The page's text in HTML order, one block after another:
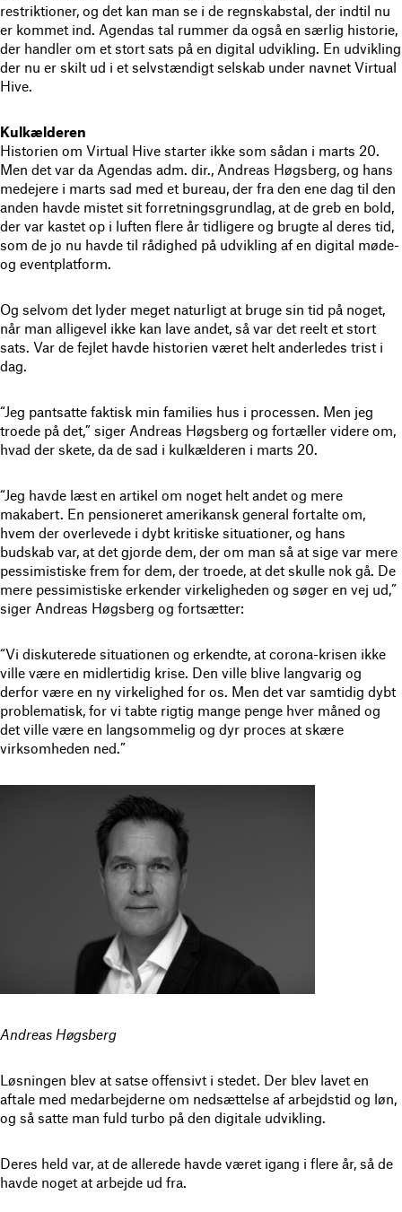
restriktioner, og det kan man se i de regnskabstal, der indtil nu
er kommet ind. Agendas tal rummer da også en særlig historie,
der handler om et stort sats på en digital udvikling. En udvikling
der nu er skilt ud i et selvstændigt selskab under navnet Virtual
Hive.
Kulkælderen
Historien om Virtual Hive starter ikke som sådan i marts 20.
Men det var da Agendas adm. dir., Andreas Høgsberg, og hans
medejere i marts sad med et bureau, der fra den ene dag til den
anden havde mistet sit forretningsgrundlag, at de greb en bold,
der var kastet op i luften flere år tidligere og brugte al deres tid,
som de jo nu havde til rådighed på udvikling af en digital møde-
og eventplatform.
Og selvom det lyder meget naturligt at bruge sin tid på noget,
når man alligevel ikke kan lave andet, så var det reelt et stort
sats. Var de fejlet havde historien været helt anderledes trist i
dag.
“Jeg pantsatte faktisk min families hus i processen. Men jeg
troede på det,” siger Andreas Høgsberg og fortæller videre om,
hvad der skete, da de sad i kulkælderen i marts 20.
“Jeg havde læst en artikel om noget helt andet og mere
makabert. En pensioneret amerikansk general fortalte om,
hvem der overlevede i dybt kritiske situationer, og hans
budskab var, at det gjorde dem, der om man så at sige var mere
pessimistiske frem for dem, der troede, at det skulle nok gå. De
mere pessimistiske erkender virkeligheden og søger en vej ud,”
siger Andreas Høgsberg og fortsætter:
“Vi diskuterede situationen og erkendte, at corona-krisen ikke
ville være en midlertidig krise. Den ville blive langvarig og
derfor være en ny virkelighed for os. Men det var samtidig dybt
problematisk, for vi tabte rigtig mange penge hver måned og
det ville være en langsommelig og dyr proces at skære
virksomheden ned.”
Andreas Høgsberg
Løsningen blev at satse offensivt i stedet. Der blev lavet en
aftale med medarbejderne om nedsættelse af arbejdstid og løn,
og så satte man fuld turbo på den digitale udvikling.
Deres held var, at de allerede havde været igang i flere år, så de
havde noget at arbejde ud fra.